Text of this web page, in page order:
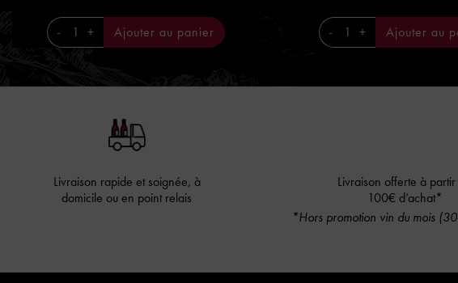
- + Ajouter au panier - + Ajouter au
Livraison rapide et soignée, à
domicile ou en point relais
Livraison offerte à
100€ d’achat*
*Hors promotion vin du mois